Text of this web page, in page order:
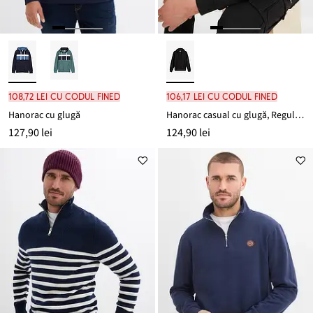
108,72 lei cu codul FINED
Hanorac cu glugă
127,90 lei
106,17 lei cu codul FINED
Hanorac casual cu glugă, Regular Fit
124,90 lei